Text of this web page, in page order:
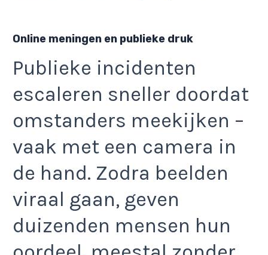
Online meningen en publieke druk
Publieke incidenten
escaleren sneller doordat
omstanders meekijken –
vaak met een camera in
de hand. Zodra beelden
viraal gaan, geven
duizenden mensen hun